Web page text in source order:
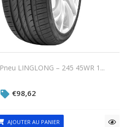
Pneu LINGLONG – 245 45WR 1...
€98,62
AJOUTER AU PANIER